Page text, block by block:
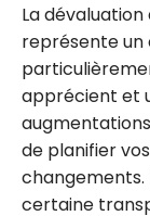
points
World of
Hyatt
La
représente
apprécient et
de planifier
certaine